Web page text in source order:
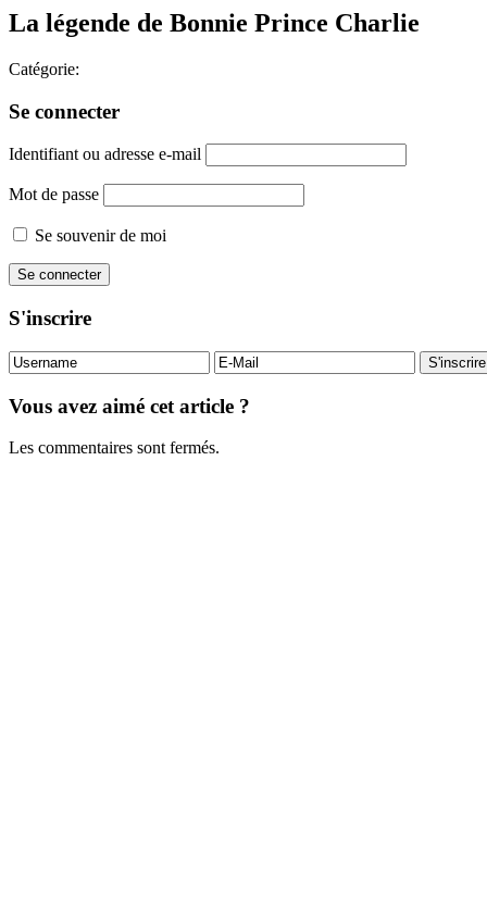
La légende de Bonnie Prince Charlie
Catégorie:
Se connecter
Identifiant ou adresse e-mail
Mot de passe
Se souvenir de moi
S'inscrire
Vous avez aimé cet article ?
Les commentaires sont fermés.